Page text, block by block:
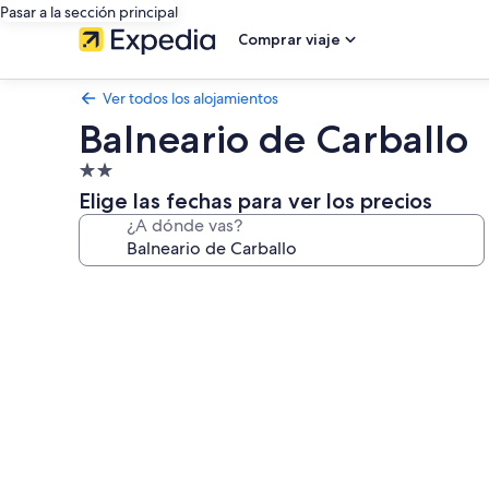
Pasar a la sección principal
Comprar viaje
Ver todos los alojamientos
Balneario de Carballo
Alojamiento
de
2.0 estrellas
Elige las fechas para ver los precios
¿A dónde vas?